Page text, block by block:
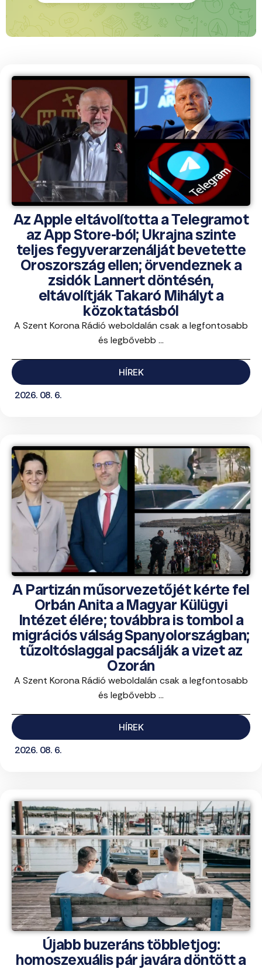
Az Apple eltávolította a Telegramot
az App Store-ból; Ukrajna szinte
teljes fegyverarzenálját bevetette
Oroszország ellen; örvendeznek a
zsidók Lannert döntésén,
eltávolítják Takaró Mihályt a
közoktatásból
A Szent Korona Rádió weboldalán csak a legfontosabb
és legbővebb ...
HÍREK
2026. 08. 6.
A Partizán műsorvezetőjét kérte fel
Orbán Anita a Magyar Külügyi
Intézet élére; továbbra is tombol a
migrációs válság Spanyolországban;
tűzoltóslaggal pacsálják a vizet az
Ozorán
A Szent Korona Rádió weboldalán csak a legfontosabb
és legbővebb ...
HÍREK
2026. 08. 6.
Újabb buzeráns többletjog:
homoszexuális pár javára döntött a